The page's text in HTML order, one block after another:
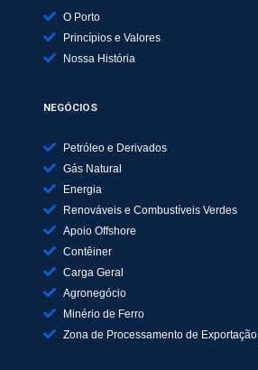
O Porto
Princípios e Valores
Nossa História
NEGÓCIOS
Petróleo e Derivados
Gás Natural
Energia
Renováveis e Combustíveis Verdes
Apoio Offshore
Contêiner
Carga Geral
Agronegócio
Minério de Ferro
Zona de Processamento de Exportação